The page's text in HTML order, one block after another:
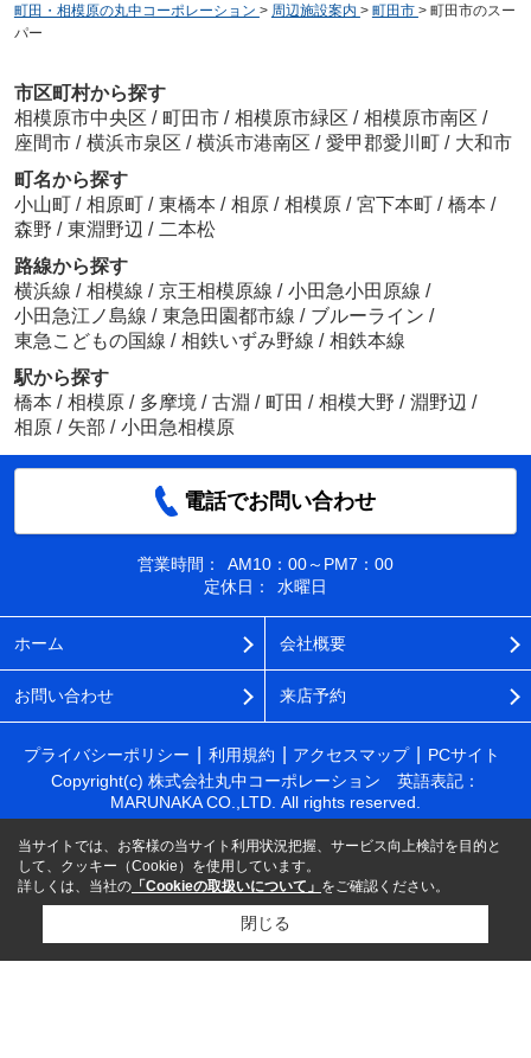
町田・相模原の丸中コーポレーション > 周辺施設案内 > 町田市 > 町田市のスー
パー
市区町村から探す
相模原市中央区 / 町田市 / 相模原市緑区 / 相模原市南区 /
座間市 / 横浜市泉区 / 横浜市港南区 / 愛甲郡愛川町 / 大和市
町名から探す
小山町 / 相原町 / 東橋本 / 相原 / 相模原 / 宮下本町 / 橋本 /
森野 / 東淵野辺 / 二本松
路線から探す
横浜線 / 相模線 / 京王相模原線 / 小田急小田原線 /
小田急江ノ島線 / 東急田園都市線 / ブルーライン /
東急こどもの国線 / 相鉄いずみ野線 / 相鉄本線
駅から探す
橋本 / 相模原 / 多摩境 / 古淵 / 町田 / 相模大野 / 淵野辺 /
相原 / 矢部 / 小田急相模原
電話でお問い合わせ
営業時間：
AM10：00～PM7：00
定休日：
水曜日
ホーム 会社概要
お問い合わせ 来店予約
プライバシーポリシー 利用規約 アクセスマップ
PCサイト
Copyright(c) 株式会社丸中コーポレーション 英語表記：
MARUNAKA CO.,LTD. All rights reserved.
当サイトでは、お客様の当サイト利用状況把握、サービス向上検討を目的と
して、クッキー（Cookie）を使用しています。
詳しくは、当社の 「Cookieの取扱いについて」 をご確認ください。
閉じる